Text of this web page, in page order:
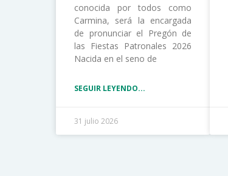
conocida por todos como
Carmina, será la encargada
de pronunciar el Pregón de
las Fiestas Patronales 2026
Nacida en el seno de
SEGUIR LEYENDO...
31 julio 2026